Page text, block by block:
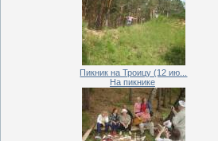
Пикник на Троицу (12 ию...
На пикнике